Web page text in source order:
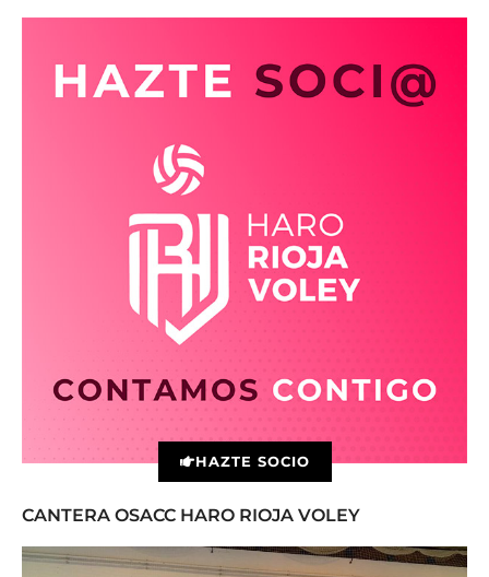
HAZTE SOCIO
CANTERA OSACC HARO RIOJA VOLEY